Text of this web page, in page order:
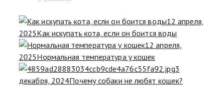
12 апреля,
2025Как искупать кота, если он боится воды
12 апреля,
2025Нормальная температура у кошек
3
декабря, 2024Почему собаки не любят кошек?